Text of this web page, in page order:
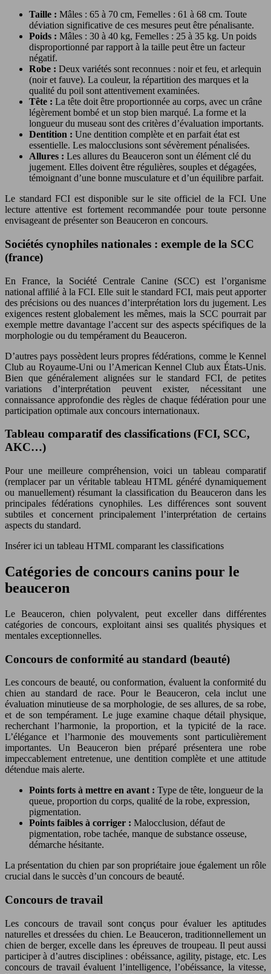
Taille : Mâles : 65 à 70 cm, Femelles : 61 à 68 cm. Toute
déviation significative de ces mesures peut être pénalisante.
Poids : Mâles : 30 à 40 kg, Femelles : 25 à 35 kg. Un poids
disproportionné par rapport à la taille peut être un facteur
négatif.
Robe : Deux variétés sont reconnues : noir et feu, et arlequin
(noir et fauve). La couleur, la répartition des marques et la
qualité du poil sont attentivement examinées.
Tête : La tête doit être proportionnée au corps, avec un crâne
légèrement bombé et un stop bien marqué. La forme et la
longueur du museau sont des critères d’évaluation importants.
Dentition : Une dentition complète et en parfait état est
essentielle. Les malocclusions sont sévèrement pénalisées.
Allures : Les allures du Beauceron sont un élément clé du
jugement. Elles doivent être régulières, souples et dégagées,
témoignant d’une bonne musculature et d’un équilibre parfait.
Le standard FCI est disponible sur le site officiel de la FCI. Une
lecture attentive est fortement recommandée pour toute personne
envisageant de présenter son Beauceron en concours.
Sociétés cynophiles nationales : exemple de la SCC
(france)
En France, la Société Centrale Canine (SCC) est l’organisme
national affilié à la FCI. Elle suit le standard FCI, mais peut apporter
des précisions ou des nuances d’interprétation lors du jugement. Les
exigences restent globalement les mêmes, mais la SCC pourrait par
exemple mettre davantage l’accent sur des aspects spécifiques de la
morphologie ou du tempérament du Beauceron.
D’autres pays possèdent leurs propres fédérations, comme le Kennel
Club au Royaume-Uni ou l’American Kennel Club aux États-Unis.
Bien que généralement alignées sur le standard FCI, de petites
variations d’interprétation peuvent exister, nécessitant une
connaissance approfondie des règles de chaque fédération pour une
participation optimale aux concours internationaux.
Tableau comparatif des classifications (FCI, SCC,
AKC…)
Pour une meilleure compréhension, voici un tableau comparatif
(remplacer par un véritable tableau HTML généré dynamiquement
ou manuellement) résumant la classification du Beauceron dans les
principales fédérations cynophiles. Les différences sont souvent
subtiles et concernent principalement l’interprétation de certains
aspects du standard.
Insérer ici un tableau HTML comparant les classifications
Catégories de concours canins pour le
beauceron
Le Beauceron, chien polyvalent, peut exceller dans différentes
catégories de concours, exploitant ainsi ses qualités physiques et
mentales exceptionnelles.
Concours de conformité au standard (beauté)
Les concours de beauté, ou conformation, évaluent la conformité du
chien au standard de race. Pour le Beauceron, cela inclut une
évaluation minutieuse de sa morphologie, de ses allures, de sa robe,
et de son tempérament. Le juge examine chaque détail physique,
recherchant l’harmonie, la proportion, et la typicité de la race.
L’élégance et l’harmonie des mouvements sont particulièrement
importantes. Un Beauceron bien préparé présentera une robe
impeccablement entretenue, une dentition complète et une attitude
détendue mais alerte.
Points forts à mettre en avant : Type de tête, longueur de la
queue, proportion du corps, qualité de la robe, expression,
pigmentation.
Points faibles à corriger : Malocclusion, défaut de
pigmentation, robe tachée, manque de substance osseuse,
démarche hésitante.
La présentation du chien par son propriétaire joue également un rôle
crucial dans le succès d’un concours de beauté.
Concours de travail
Les concours de travail sont conçus pour évaluer les aptitudes
naturelles et dressées du chien. Le Beauceron, traditionnellement un
chien de berger, excelle dans les épreuves de troupeau. Il peut aussi
participer à d’autres disciplines : obéissance, agility, pistage, etc. Les
concours de travail évaluent l’intelligence, l’obéissance, la vitesse,